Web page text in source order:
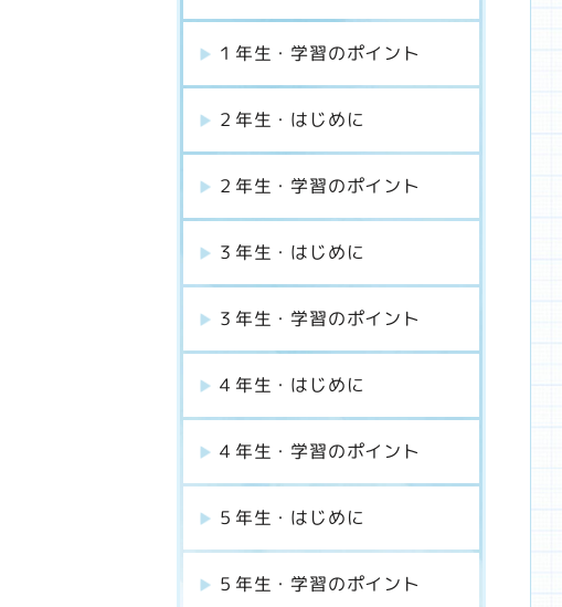
１年生・学習のポイント
２年生・はじめに
２年生・学習のポイント
３年生・はじめに
３年生・学習のポイント
４年生・はじめに
４年生・学習のポイント
５年生・はじめに
５年生・学習のポイント